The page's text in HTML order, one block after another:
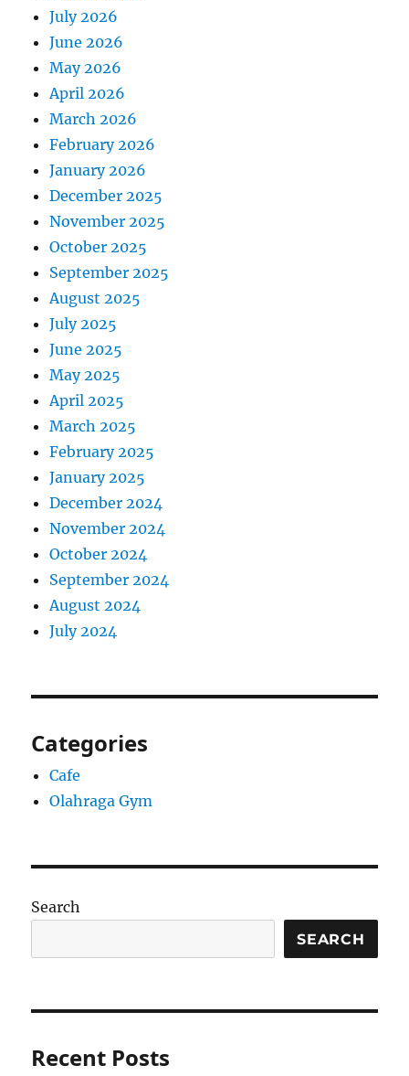
July 2026
June 2026
May 2026
April 2026
March 2026
February 2026
January 2026
December 2025
November 2025
October 2025
September 2025
August 2025
July 2025
June 2025
May 2025
April 2025
March 2025
February 2025
January 2025
December 2024
November 2024
October 2024
September 2024
August 2024
July 2024
Categories
Cafe
Olahraga Gym
Search
SEARCH
Recent Posts